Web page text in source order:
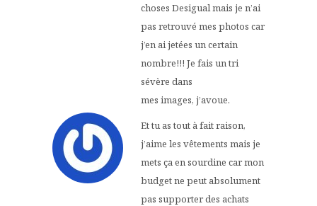
choses Desigual mais je n’ai
pas retrouvé mes photos car
j’en ai jetées un certain
nombre!!! Je fais un tri
sévère dans
mes images, j’avoue.
Et tu as tout à fait raison,
j’aime les vêtements mais je
mets ça en sourdine car mon
budget ne peut absolument
pas supporter des achats